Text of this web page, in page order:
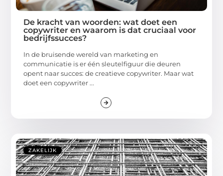
De kracht van woorden: wat doet een
copywriter en waarom is dat cruciaal voor
bedrijfssucces?
In de bruisende wereld van marketing en
communicatie is er één sleutelfiguur die deuren
opent naar succes: de creatieve copywriter. Maar wat
doet een copywriter ...
ZAKELIJK